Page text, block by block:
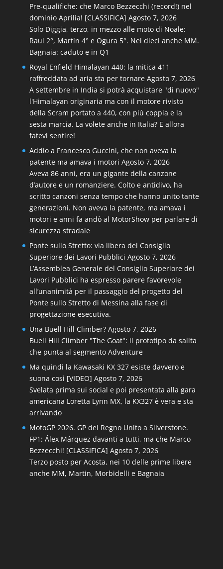
Pre-qualifiche: che Marco Bezzecchi (record!) nel
dominio Aprilia! [CLASSIFICA] Agosto 7, 2026
Solo Diggia, terzo, in mezzo alle moto di Noale:
Raul 2°, Martín 4° e Ogura 5°. Nei dieci anche MM.
Bagnaia: caduto e in Q1
Royal Enfield Himalayan 440: la mitica 411
raffreddata ad aria sta per tornare Agosto 7, 2026
A settembre in India si potrà acquistare "di nuovo"
l'Himalayan originaria ma con il motore rivisto
della Scram portato a 440, con più coppia e la
sesta marcia. La volete anche in Italia? E allora
fatevi sentire!
Addio a Francesco Guccini, che non aveva la
patente ma amava i motori Agosto 7, 2026
Aveva 86 anni, era un gigante della canzone
d’autore e un romanziere. Colto e antidivo, ha
scritto canzoni senza tempo che hanno unito tante
generazioni. Non aveva la patente, ma amava i
motori e anni fa andò al MotorShow per parlare di
sicurezza stradale
Ponte sullo Stretto: via libera del Consiglio
Superiore dei Lavori Pubblici Agosto 7, 2026
L’Assemblea Generale del Consiglio Superiore dei
Lavori Pubblici ha espresso parere favorevole
all’unanimità per il passaggio del progetto del
Ponte sullo Stretto di Messina alla fase di
progettazione esecutiva.
Una Buell Hill Climber? Agosto 7, 2026
Buell Hill Climber "The Goat": il prototipo da salita
che punta al segmento Adventure
Ma quindi la Kawasaki KX 327 esiste davvero e
suona così [VIDEO] Agosto 7, 2026
Svelata prima sui social e poi presentata alla gara
americana Loretta Lynn MX, la KX327 è vera e sta
arrivando
MotoGP 2026. GP del Regno Unito a Silverstone.
FP1: Álex Márquez davanti a tutti, ma che Marco
Bezzecchi! [CLASSIFICA] Agosto 7, 2026
Terzo posto per Acosta, nei 10 delle prime libere
anche MM, Martin, Morbidelli e Bagnaia